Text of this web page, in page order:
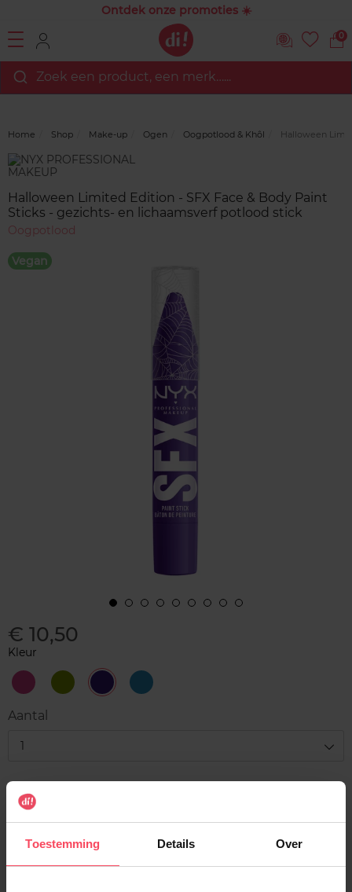
Toestemming Details Over
Ontdek onze promoties ☀️
0
Zoek een product, een merk…...
Home Shop Make-up Ogen Oogpotlood & Khôl Halloween
Merk
Halloween Limited Edition - SFX Face & Body Paint
Sticks - gezichts- en lichaamsverf potlood stick
Oogpotlood
Vegan
€ 10,50
Kleur
Bow
Down
Witches
-
Mischief
Night
Night
Terror
Paints
Spell
Aantal
1
Levering
Voorradig
In winkelmandje